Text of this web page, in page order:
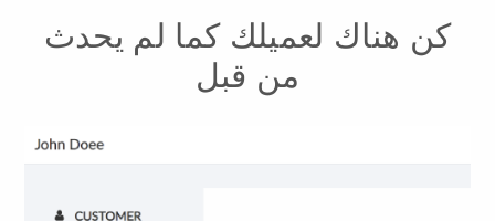
كن هناك لعميلك كما لم يحدث
من قبل